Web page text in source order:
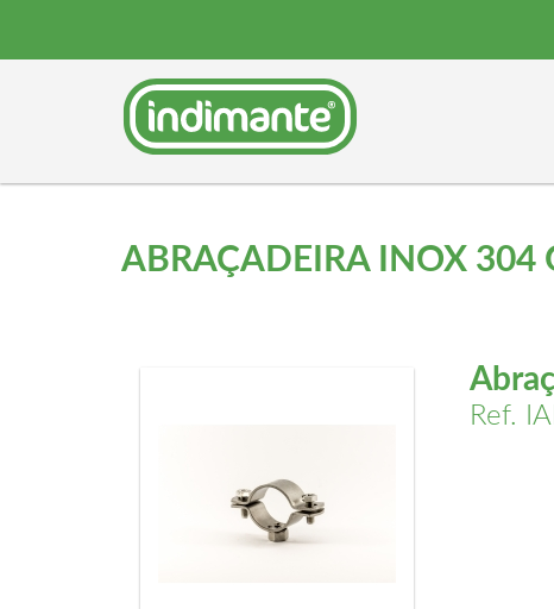
ABRAÇADEIRA INOX 304
Ref.